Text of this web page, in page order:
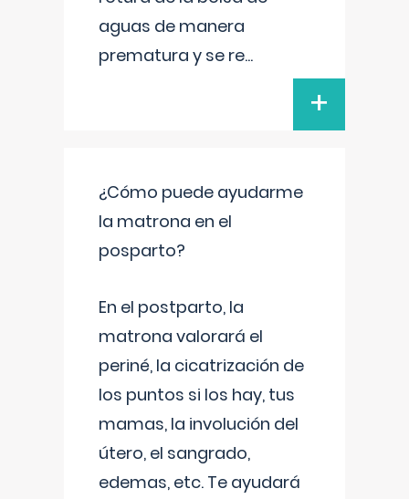
aguas de manera
prematura y se re...
+
¿Cómo puede ayudarme
la matrona en el
posparto?
En el postparto, la
matrona valorará el
periné, la cicatrización de
los puntos si los hay, tus
mamas, la involución del
útero, el sangrado,
edemas, etc. Te ayudará